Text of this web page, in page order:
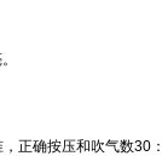
正确按压和吹气数30